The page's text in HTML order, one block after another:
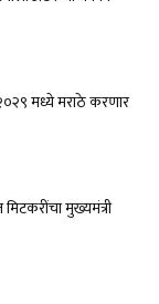
मध्ये मराठे करणार
मिटकरींचा मुख्यमंत्री